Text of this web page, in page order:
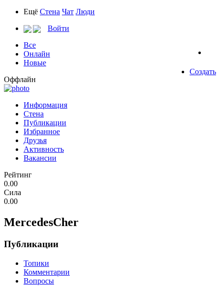
Ещё Стена Чат Люди
Войти
Все
Онлайн
Новые
Создать
Оффлайн
Информация
Стена
Публикации
Избранное
Друзья
Активность
Вакансии
Рейтинг
0.00
Сила
0.00
MercedesCher
Публикации
Топики
Комментарии
Вопросы